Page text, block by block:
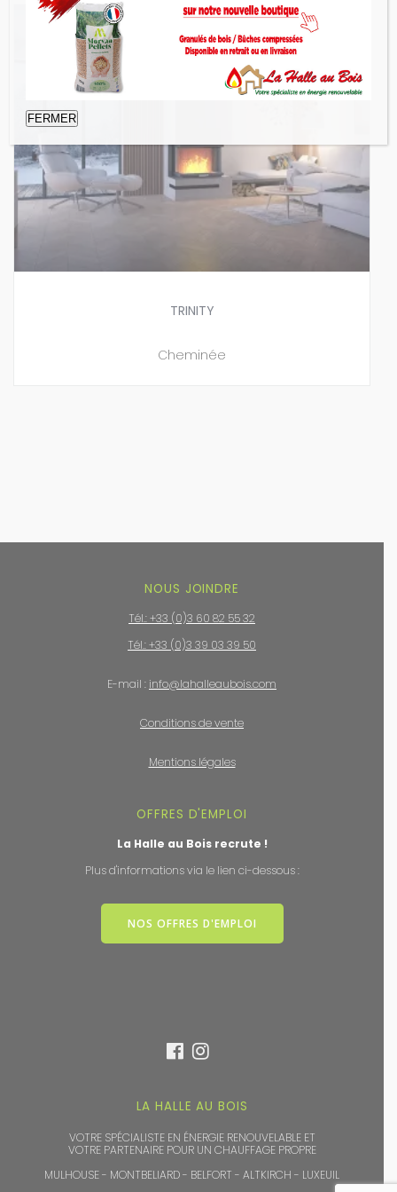
TRINITY
Cheminée
LA HALLE AU BOIS
VOTRE SPÉCIALISTE EN ÉNERGIE RENOUVELABLE ET
VOTRE PARTENAIRE POUR UN CHAUFFAGE PROPRE
MULHOUSE - MONTBELIARD - BELFORT - ALTKIRCH - LUXEUIL
NOUS JOINDRE
Tél.: +33 (0)3 60 82 55 32
Tél.: +33 (0)3 39 03 39 50
E-mail : info@lahalleaubois.com
Conditions de vente
Mentions légales
OFFRES D'EMPLOI
La Halle au Bois recrute !
Plus d'informations via le lien ci-dessous :
NOS OFFRES D'EMPLOI
FERMER